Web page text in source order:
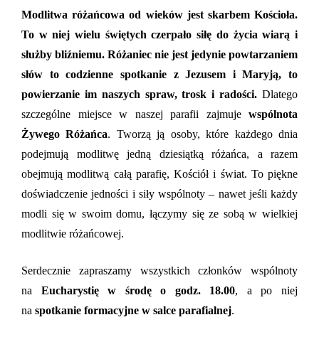
Modlitwa różańcowa od wieków jest skarbem Kościoła.
To w niej wielu świętych czerpało siłę do życia wiarą i
służby bliźniemu. Różaniec nie jest jedynie powtarzaniem
słów to codzienne spotkanie z Jezusem i Maryją, to
powierzanie im naszych spraw, trosk i radości. Dlatego
szczególne miejsce w naszej parafii zajmuje wspólnota
Żywego Różańca. Tworzą ją osoby, które każdego dnia
podejmują modlitwę jedną dziesiątką różańca, a razem
obejmują modlitwą całą parafię, Kościół i świat. To piękne
doświadczenie jedności i siły wspólnoty – nawet jeśli każdy
modli się w swoim domu, łączymy się ze sobą w wielkiej
modlitwie różańcowej.
Serdecznie zapraszamy wszystkich członków wspólnoty
na Eucharystię w środę o godz. 18.00, a po niej
na spotkanie formacyjne w salce parafialnej.